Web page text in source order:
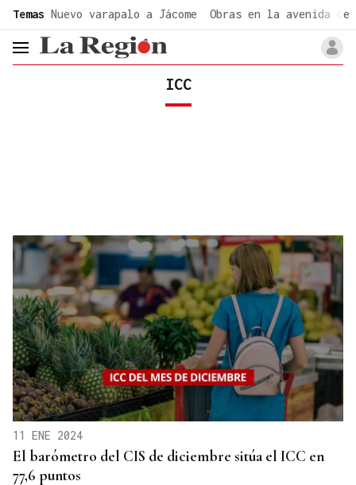
Temas Nuevo varapalo a Jácome Obras en la avenida de
header.menu.open
ICC
11 ENE 2024
El barómetro del CIS de diciembre sitúa el ICC en
77,6 puntos